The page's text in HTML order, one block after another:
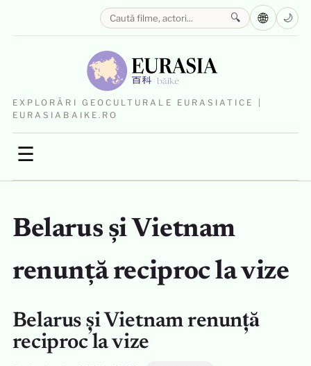
EXPLORĂRI GEOCULTURALE EURASIATICE |
EURASIABAIKE.RO
☰
🔍 🌐 🌙
Belarus și Vietnam
renunță reciproc la vize
Belarus și Vietnam renunță
reciproc la vize